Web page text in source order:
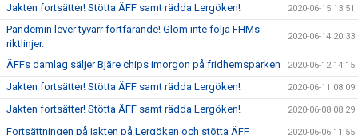
Jakten fortsätter! Stötta ÄFF samt rädda Lergöken! 2020-06-15 13:51
Pandemin lever tyvärr fortfarande! Glöm inte följa FHMs
riktlinjer.
2020-06-14 20:33
ÄFFs damlag säljer Bjäre chips imorgon på fridhemsparken 2020-06-12 14:15
Jakten fortsätter! Stötta ÄFF samt rädda Lergöken! 2020-06-11 08:09
Jakten fortsätter! Stötta ÄFF samt rädda Lergöken! 2020-06-08 08:29
Fortsättningen på jakten på Lergöken och stötta ÄFF 2020-06-06 11:55